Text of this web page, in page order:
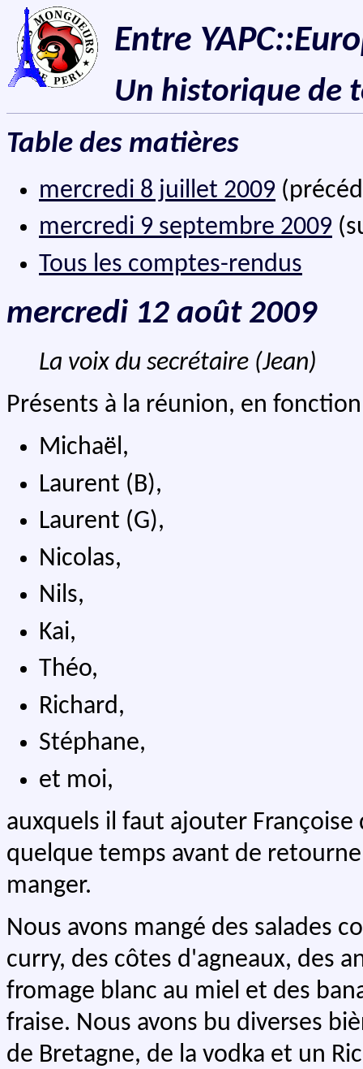
Entre
Un historique de
Table des matières
mercredi 8 juillet 2009
mercredi 9 septembre 2009
Tous les comptes-rendus
mercredi 12 août 2009
La voix du secrétaire (Jean)
Présents à la réunion, en
Michaël,
Laurent (B),
Laurent (G),
Nicolas,
Nils,
Kai,
Théo,
Richard,
Stéphane,
et moi,
auxquels il faut ajouter
quelque temps avant de
manger.
Nous avons mangé des salades
curry, des côtes d'agneaux, des
fromage blanc au miel et des
fraise. Nous avons bu diverses
de Bretagne, de la vodka et un